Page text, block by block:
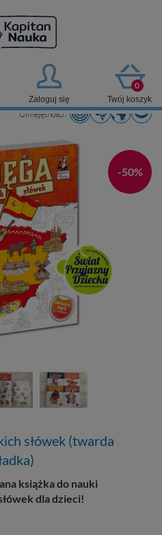
Zaloguj się
0
Twój koszyk
Umiejętności:
-50%
słówek (twarda
książka do nauki
dla dzieci!